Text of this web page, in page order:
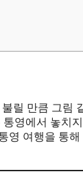
릴 만큼 그림
영에서 놓치
영 여행을 통해